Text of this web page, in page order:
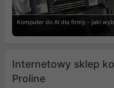
Komputer do AI dla firmy - jaki
Internetowy sklep
Proline